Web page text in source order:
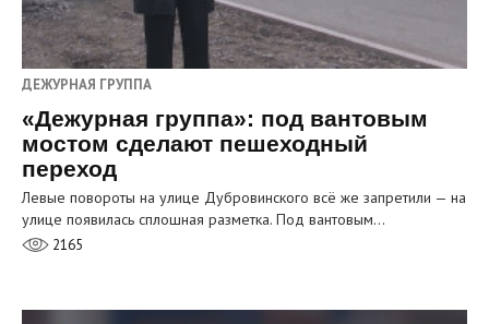
ДЕЖУРНАЯ ГРУППА
«Дежурная группа»: под вантовым
мостом сделают пешеходный
переход
Левые повороты на улице Дубровинского всё же запретили — на
улице появилась сплошная разметка. Под вантовым…
2165